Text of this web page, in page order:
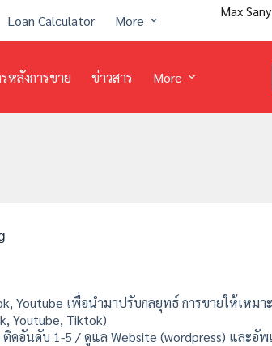
Loan Calculator More
Max
หลังการขาย ข่าวสาร More
Youtube เพื่อนำมาปรับกลยุทธ์ การขายให้เหม
Youtube, Tiktok)
ดอันดับ 1-5 / ดูแล Website (wordpress) และอั